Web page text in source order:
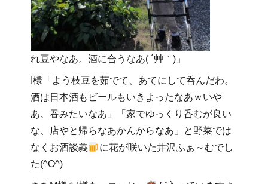
れ豆やなあ。酒に合うなあ( ´艸｀)」
I様「よう枝豆を茹でて、あてにして呑んだわ。
酒は日本酒もビールもいきよったなあｗいや
あ、吞みたいなあ」「家でゆっくり呑むが良い
な、店やと帰らなあかんからなあ」と野菜では
なくお酒談義
に花が咲いた井沢ふぁ～むでし
た(^O^)